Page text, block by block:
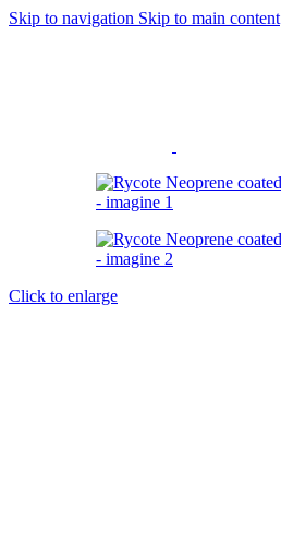
Skip to navigation Skip to main content
Click to enlarge